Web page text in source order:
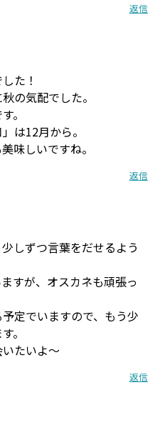
返信
た！
の気配でした。
。
は12月から。
味しいですね。
返信
しずつ言葉をだせるよう
すが、オスカネも頑張っ
定でいますので、もう少
。
たいよ～
返信